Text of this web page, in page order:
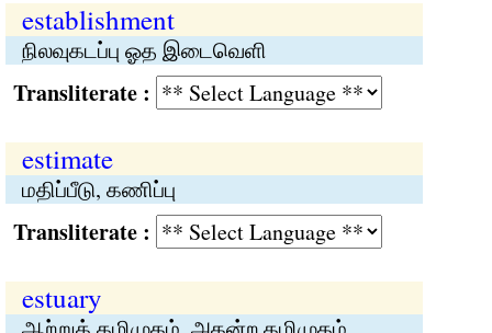
establishment
நிலவுகடப்பு ஓத இடைவெளி
:
estimate
மதிப்பீடு, கணிப்பு
:
estuary